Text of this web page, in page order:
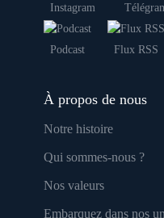
Instagram
Podcast Flux RSS
À propos de nous
Notre histoire
Qui sommes-nous ?
Nos valeurs
Embarquez dans nos